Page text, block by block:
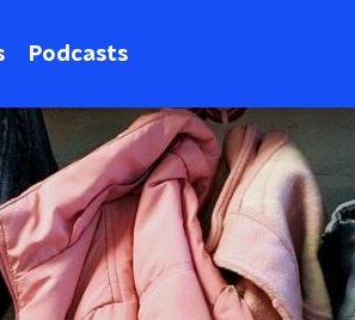
Podcasts